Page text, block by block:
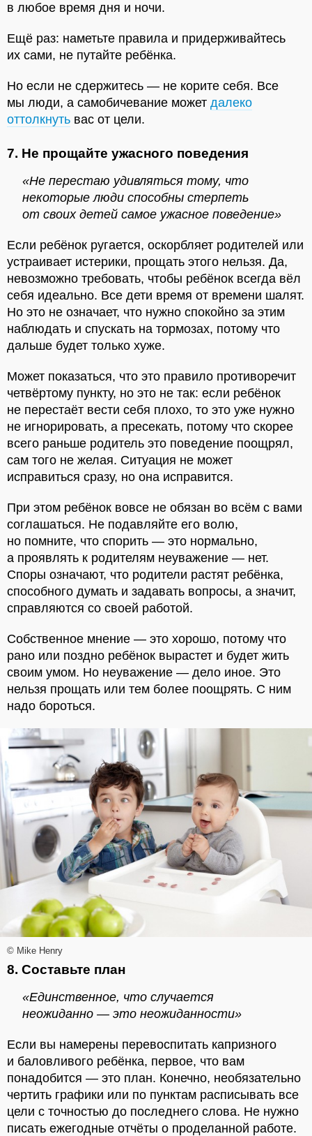
в любое время дня и ночи.
Ещё раз: наметьте правила и придерживайтесь
их сами, не путайте ребёнка.
Но если не сдержитесь — не корите себя. Все
мы люди, а самобичевание может далеко
оттолкнуть вас от цели.
7. Не прощайте ужасного поведения
«Не перестаю удивляться тому, что
некоторые люди способны стерпеть
от своих детей самое ужасное поведение»
Если ребёнок ругается, оскорбляет родителей или
устраивает истерики, прощать этого нельзя. Да,
невозможно требовать, чтобы ребёнок всегда вёл
себя идеально. Все дети время от времени шалят.
Но это не означает, что нужно спокойно за этим
наблюдать и спускать на тормозах, потому что
дальше будет только хуже.
Может показаться, что это правило противоречит
четвёртому пункту, но это не так: если ребёнок
не перестаёт вести себя плохо, то это уже нужно
не игнорировать, а пресекать, потому что скорее
всего раньше родитель это поведение поощрял,
сам того не желая. Ситуация не может
исправиться сразу, но она исправится.
При этом ребёнок вовсе не обязан во всём с вами
соглашаться. Не подавляйте его волю,
но помните, что спорить — это нормально,
а проявлять к родителям неуважение — нет.
Споры означают, что родители растят ребёнка,
способного думать и задавать вопросы, а значит,
справляются со своей работой.
Собственное мнение — это хорошо, потому что
рано или поздно ребёнок вырастет и будет жить
своим умом. Но неуважение — дело иное. Это
нельзя прощать или тем более поощрять. С ним
надо бороться.
© Mike Henry
8. Составьте план
«Единственное, что случается
неожиданно — это неожиданности»
Если вы намерены перевоспитать капризного
и баловливого ребёнка, первое, что вам
понадобится — это план. Конечно, необязательно
чертить графики или по пунктам расписывать все
цели с точностью до последнего слова. Не нужно
писать ежегодные отчёты о проделанной работе.